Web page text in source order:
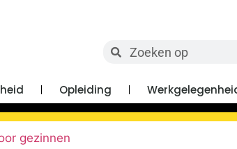
Opleiding
gezinnen